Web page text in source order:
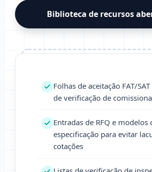
Biblioteca de recursos
Folhas de aceitação FAT/
de verificação de
Entradas de RFQ e modelos
especificação para evitar
cotações